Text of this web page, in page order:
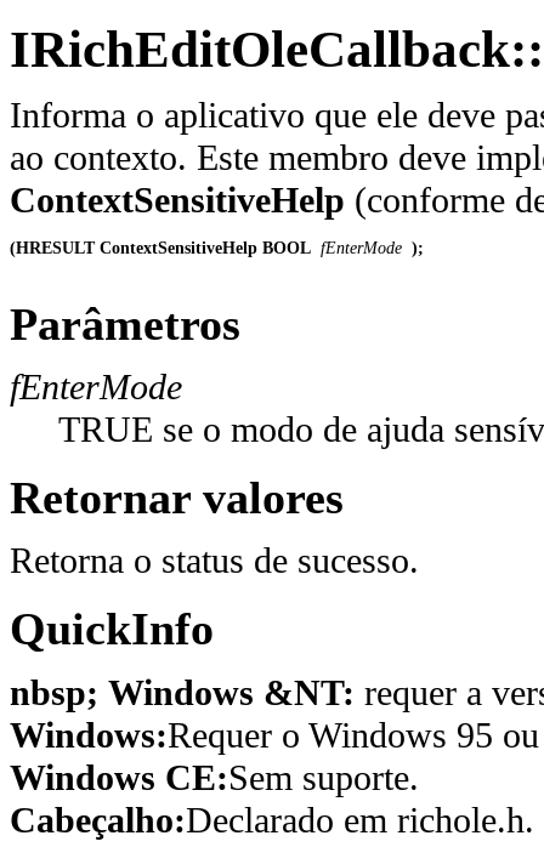
Informa o aplicativo que ele deve
ao contexto. Este membro deve
ContextSensitiveHelp (conforme
(HRESULT ContextSensitiveHelp BOOL fEnterMode );
Parâmetros
fEnterMode
TRUE se o modo de ajuda
Retornar valores
Retorna o status de sucesso.
QuickInfo
nbsp; Windows &NT: requer a
Windows:Requer o Windows 95
Windows CE:Sem suporte.
Cabeçalho:Declarado em richole.h.